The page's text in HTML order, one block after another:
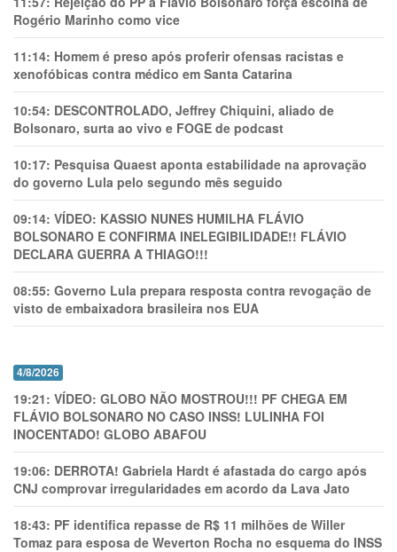
Rogério Marinho como vice
11:14: Homem é preso após proferir ofensas racistas e
xenofóbicas contra médico em Santa Catarina
10:54: DESCONTROLADO, Jeffrey Chiquini, aliado de
Bolsonaro, surta ao vivo e FOGE de podcast
10:17: Pesquisa Quaest aponta estabilidade na aprovação
do governo Lula pelo segundo mês seguido
09:14: VÍDEO: KASSIO NUNES HUMlLHA FLÁVIO
BOLSONARO E CONFIRMA INELEGIBILIDADE!! FLÁVIO
DECLARA GUERRA A THIAGO!!!
08:55: Governo Lula prepara resposta contra revogação de
visto de embaixadora brasileira nos EUA
4/8/2026
19:21: VÍDEO: GLOBO NÃO MOSTROU!!! PF CHEGA EM
FLÁVIO BOLSONARO NO CASO INSS! LULINHA FOI
INOCENTADO! GLOBO ABAFOU
19:06: DERROTA! Gabriela Hardt é afastada do cargo após
CNJ comprovar irregularidades em acordo da Lava Jato
18:43: PF identifica repasse de R$ 11 milhões de Willer
Tomaz para esposa de Weverton Rocha no esquema do INSS